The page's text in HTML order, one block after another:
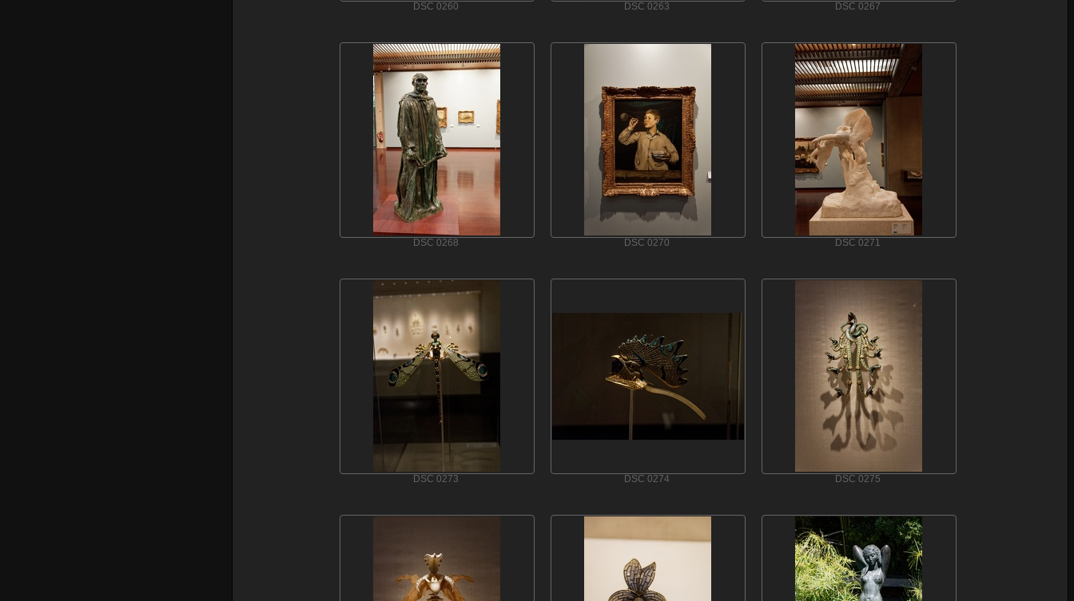
DSC 0260 DSC 0263 DSC 0267
DSC 0268 DSC 0270 DSC 0271
DSC 0273 DSC 0274 DSC 0275